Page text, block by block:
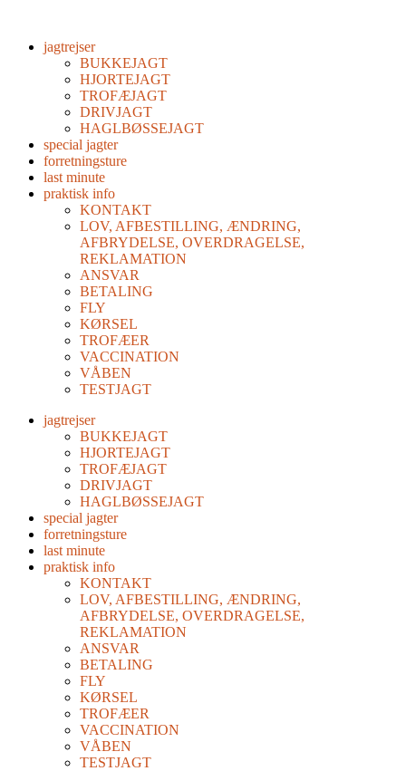
jagtrejser
BUKKEJAGT
HJORTEJAGT
TROFÆJAGT
DRIVJAGT
HAGLBØSSEJAGT
special jagter
forretningsture
last minute
praktisk info
KONTAKT
LOV, AFBESTILLING, ÆNDRING,
AFBRYDELSE, OVERDRAGELSE,
REKLAMATION
ANSVAR
BETALING
FLY
KØRSEL
TROFÆER
VACCINATION
VÅBEN
TESTJAGT
jagtrejser
BUKKEJAGT
HJORTEJAGT
TROFÆJAGT
DRIVJAGT
HAGLBØSSEJAGT
special jagter
forretningsture
last minute
praktisk info
KONTAKT
LOV, AFBESTILLING, ÆNDRING,
AFBRYDELSE, OVERDRAGELSE,
REKLAMATION
ANSVAR
BETALING
FLY
KØRSEL
TROFÆER
VACCINATION
VÅBEN
TESTJAGT